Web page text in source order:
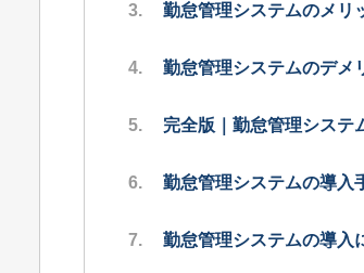
勤怠管理システムのメリ
勤怠管理システムのデメ
完全版｜勤怠管理システ
勤怠管理システムの導入
勤怠管理システムの導入